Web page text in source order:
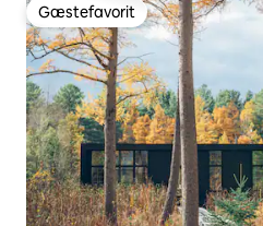
Gæstefavorit
Gæstefavorit